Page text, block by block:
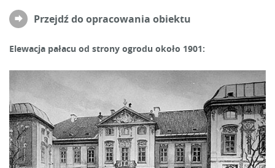
Przejdź do opracowania obiektu
Elewacja pałacu od strony ogrodu około 1901: